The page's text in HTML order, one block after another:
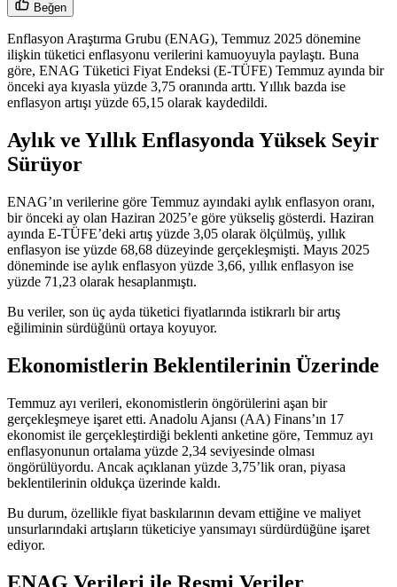
Beğen
Enflasyon Araştırma Grubu (ENAG), Temmuz 2025 dönemine
ilişkin tüketici enflasyonu verilerini kamuoyuyla paylaştı. Buna
göre, ENAG Tüketici Fiyat Endeksi (E-TÜFE) Temmuz ayında bir
önceki aya kıyasla yüzde 3,75 oranında arttı. Yıllık bazda ise
enflasyon artışı yüzde 65,15 olarak kaydedildi.
Aylık ve Yıllık Enflasyonda Yüksek Seyir
Sürüyor
ENAG’ın verilerine göre Temmuz ayındaki aylık enflasyon oranı,
bir önceki ay olan Haziran 2025’e göre yükseliş gösterdi. Haziran
ayında E-TÜFE’deki artış yüzde 3,05 olarak ölçülmüş, yıllık
enflasyon ise yüzde 68,68 düzeyinde gerçekleşmişti. Mayıs 2025
döneminde ise aylık enflasyon yüzde 3,66, yıllık enflasyon ise
yüzde 71,23 olarak hesaplanmıştı.
Bu veriler, son üç ayda tüketici fiyatlarında istikrarlı bir artış
eğiliminin sürdüğünü ortaya koyuyor.
Ekonomistlerin Beklentilerinin Üzerinde
Temmuz ayı verileri, ekonomistlerin öngörülerini aşan bir
gerçekleşmeye işaret etti. Anadolu Ajansı (AA) Finans’ın 17
ekonomist ile gerçekleştirdiği beklenti anketine göre, Temmuz ayı
enflasyonunun ortalama yüzde 2,34 seviyesinde olması
öngörülüyordu. Ancak açıklanan yüzde 3,75’lik oran, piyasa
beklentilerinin oldukça üzerinde kaldı.
Bu durum, özellikle fiyat baskılarının devam ettiğine ve maliyet
unsurlarındaki artışların tüketiciye yansımayı sürdürdüğüne işaret
ediyor.